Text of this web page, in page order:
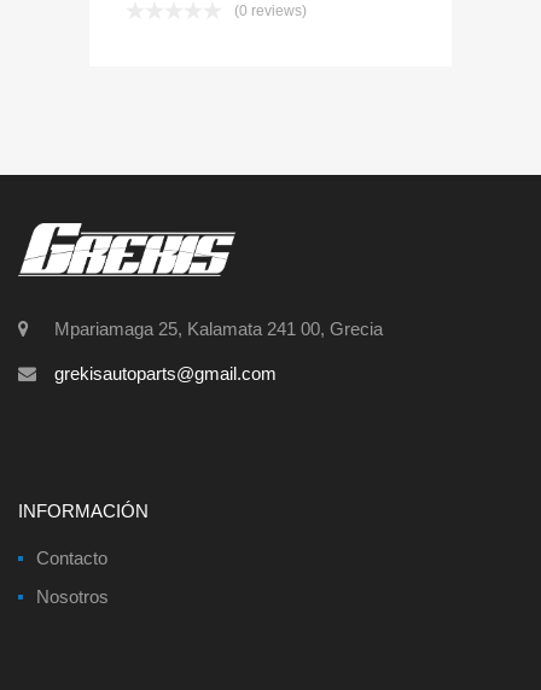
(0 reviews)
Mpariamaga 25, Kalamata 241 00, Grecia
grekisautoparts@gmail.com
INFORMACIÓN
Contacto
Nosotros